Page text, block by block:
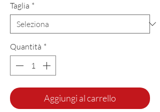
Taglia *
Quantità *
Aggiungi al carrello